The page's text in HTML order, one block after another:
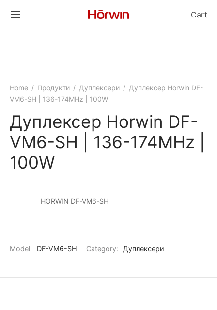
Cart
Home / Продукти / Дуплексери / Дуплексер Horwin DF-
VM6-SH | 136-174MHz | 100W
Дуплексер Horwin DF-
VM6-SH | 136-174MHz |
100W
HORWIN DF-VM6-SH
Model: DF-VM6-SH Category: Дуплексери